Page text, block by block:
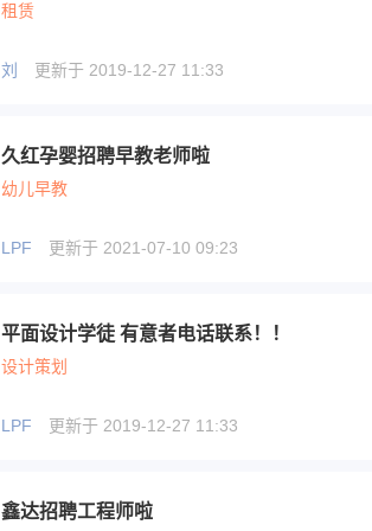
租赁
刘 更新于 2019-12-27 11:33
久红孕婴招聘早教老师啦
幼儿早教
LPF 更新于 2021-07-10 09:23
平面设计学徒 有意者电话联系！！
设计策划
LPF 更新于 2019-12-27 11:33
鑫达招聘工程师啦